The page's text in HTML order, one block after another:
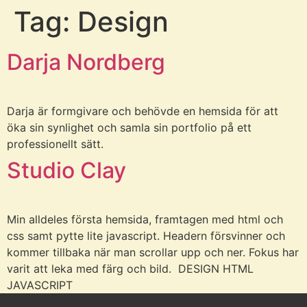
Tag: Design
Darja Nordberg
Darja är formgivare och behövde en hemsida för att
öka sin synlighet och samla sin portfolio på ett
professionellt sätt.
Studio Clay
Min alldeles första hemsida, framtagen med html och
css samt pytte lite javascript. Headern försvinner och
kommer tillbaka när man scrollar upp och ner. Fokus har
varit att leka med färg och bild. DESIGN HTML
JAVASCRIPT